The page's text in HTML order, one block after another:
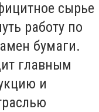
сырье
работу по
бумаги.
главным
и